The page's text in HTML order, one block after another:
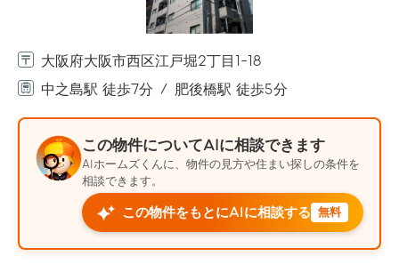
大阪府大阪市西区江戸堀2丁目1-18
中之島駅 徒歩7分
肥後橋駅 徒歩5分
この物件についてAIに相談できます
AIホームズくんに、物件の見方や住まい探しの条件を
相談できます。
この物件をもとにAIに相談する 無料